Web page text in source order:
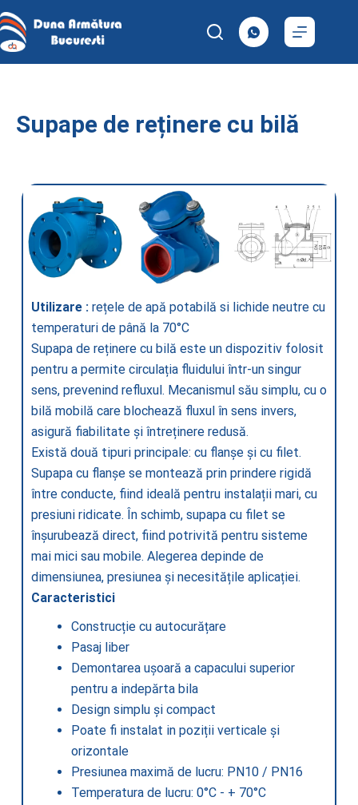
Supape de reținere cu bilă
Utilizare : rețele de apă potabilă si lichide neutre cu
temperaturi de până la 70°C
Supapa de reținere cu bilă este un dispozitiv folosit
pentru a permite circulația fluidului într-un singur
sens, prevenind refluxul. Mecanismul său simplu, cu o
bilă mobilă care blochează fluxul în sens invers,
asigură fiabilitate și întreținere redusă.
Există două tipuri principale: cu flanșe și cu filet.
Supapa cu flanșe se montează prin prindere rigidă
între conducte, fiind ideală pentru instalații mari, cu
presiuni ridicate. În schimb, supapa cu filet se
înșurubează direct, fiind potrivită pentru sisteme
mai mici sau mobile. Alegerea depinde de
dimensiunea, presiunea și necesitățile aplicației.
Caracteristici
Construcție cu autocurățare
Pasaj liber
Demontarea ușoară a capacului superior
pentru a indepărta bila
Design simplu și compact
Poate fi instalat in poziții verticale și
orizontale
Presiunea maximă de lucru: PN10 / PN16
Temperatura de lucru: 0°C - + 70°C